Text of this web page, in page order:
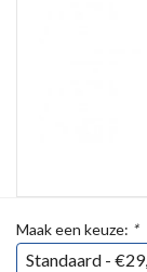
Maak een keuze: *